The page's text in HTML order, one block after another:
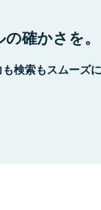
確かさを。
検索もスムーズ